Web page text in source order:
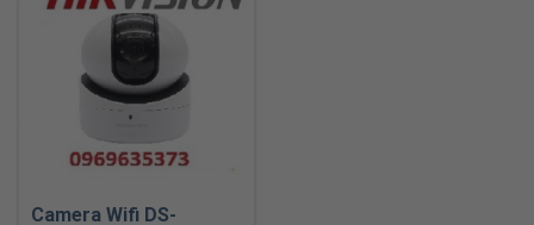
Camera Wifi DS-